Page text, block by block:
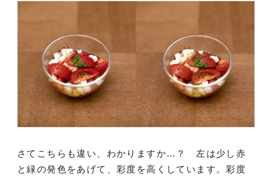
さてこちらも違い、わかりますか…？ 左は少し赤
と緑の発色をあげて、彩度を高くしています。彩度